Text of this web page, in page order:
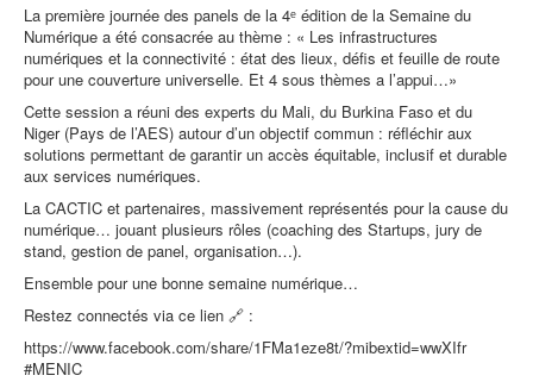
La première journée des panels de la 4ᵉ édition de la Semaine du
Numérique a été consacrée au thème : « Les infrastructures
numériques et la connectivité : état des lieux, défis et feuille de route
pour une couverture universelle. Et 4 sous thèmes a l’appui…»
Cette session a réuni des experts du Mali, du Burkina Faso et du
Niger (Pays de l’AES) autour d’un objectif commun : réfléchir aux
solutions permettant de garantir un accès équitable, inclusif et durable
aux services numériques.
La CACTIC et partenaires, massivement représentés pour la cause du
numérique… jouant plusieurs rôles (coaching des Startups, jury de
stand, gestion de panel, organisation…).
Ensemble pour une bonne semaine numérique…
Restez connectés via ce lien 🔗 :
https://www.facebook.com/share/1FMa1eze8t/?mibextid=wwXIfr
#MENIC